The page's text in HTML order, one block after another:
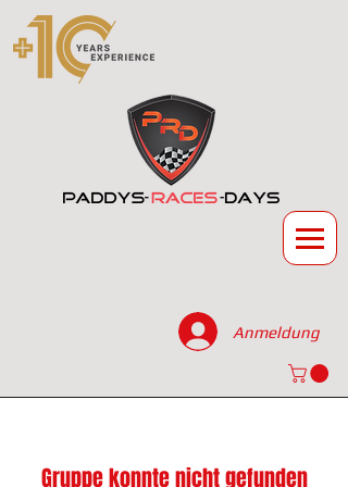
Anmeldung
Gruppe konnte nicht gefunden